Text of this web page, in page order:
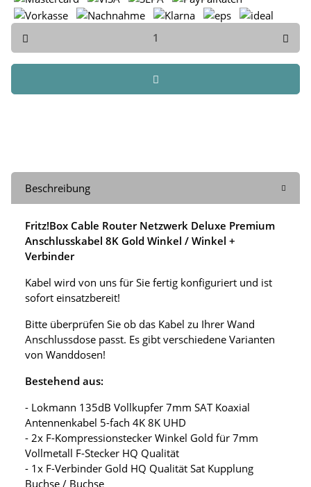
Beschreibung
Fritz!Box Cable Router Netzwerk Deluxe Premium
Anschlusskabel 8K Gold Winkel / Winkel +
Verbinder
Kabel wird von uns für Sie fertig konfiguriert und ist
sofort einsatzbereit!
Bitte überprüfen Sie ob das Kabel zu Ihrer Wand
Anschlussdose passt. Es gibt verschiedene Varianten
von Wanddosen!
Bestehend aus:
- Lokmann 135dB Vollkupfer 7mm SAT Koaxial
Antennenkabel 5-fach 4K 8K UHD
- 2x F-Kompressionstecker Winkel Gold für 7mm
Vollmetall F-Stecker HQ Qualität
- 1x F-Verbinder Gold HQ Qualität Sat Kupplung
Buchse / Buchse